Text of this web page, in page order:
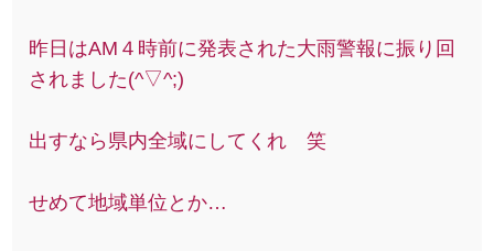
昨日はAM４時前に発表された大雨警報に振り回
されました(^▽^;)
出すなら県内全域にしてくれ 笑
せめて地域単位とか…